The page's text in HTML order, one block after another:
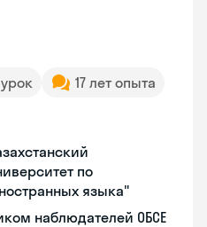
17 лет опыта
по
языка"
наблюдателей ОБСЕ